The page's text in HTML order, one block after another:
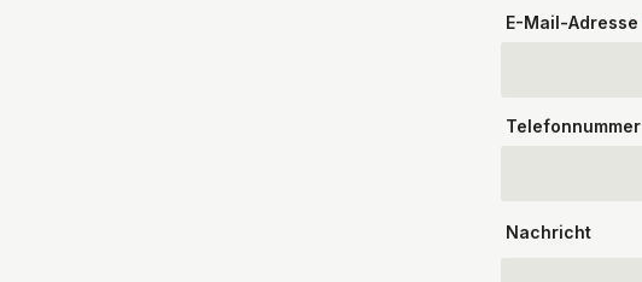
E-Mail-Adresse
Telefonnummer
Nachricht